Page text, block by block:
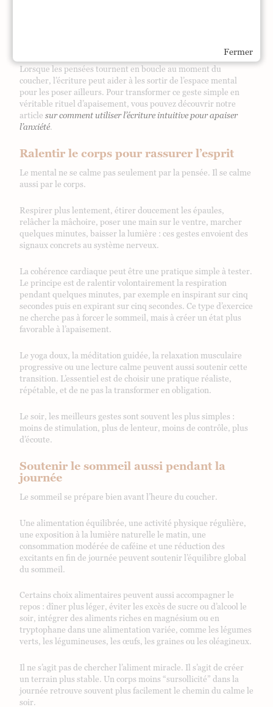
Lorsque les pensées tournent en boucle au moment du
coucher, l’écriture peut aider à les sortir de l’espace mental
pour les poser ailleurs. Pour transformer ce geste simple en
véritable rituel d’apaisement, vous pouvez découvrir notre
article sur comment utiliser l’écriture intuitive pour apaiser
l’anxiété.
Ralentir le corps pour rassurer l’esprit
Le mental ne se calme pas seulement par la pensée. Il se calme
aussi par le corps.
Respirer plus lentement, étirer doucement les épaules,
relâcher la mâchoire, poser une main sur le ventre, marcher
quelques minutes, baisser la lumière : ces gestes envoient des
signaux concrets au système nerveux.
La cohérence cardiaque peut être une pratique simple à tester.
Le principe est de ralentir volontairement la respiration
pendant quelques minutes, par exemple en inspirant sur cinq
secondes puis en expirant sur cinq secondes. Ce type d’exercice
ne cherche pas à forcer le sommeil, mais à créer un état plus
favorable à l’apaisement.
Le yoga doux, la méditation guidée, la relaxation musculaire
progressive ou une lecture calme peuvent aussi soutenir cette
transition. L’essentiel est de choisir une pratique réaliste,
répétable, et de ne pas la transformer en obligation.
Le soir, les meilleurs gestes sont souvent les plus simples :
moins de stimulation, plus de lenteur, moins de contrôle, plus
d’écoute.
Soutenir le sommeil aussi pendant la
journée
Le sommeil se prépare bien avant l’heure du coucher.
Une alimentation équilibrée, une activité physique régulière,
une exposition à la lumière naturelle le matin, une
consommation modérée de caféine et une réduction des
excitants en fin de journée peuvent soutenir l’équilibre global
du sommeil.
Certains choix alimentaires peuvent aussi accompagner le
repos : dîner plus léger, éviter les excès de sucre ou d’alcool le
soir, intégrer des aliments riches en magnésium ou en
tryptophane dans une alimentation variée, comme les légumes
verts, les légumineuses, les œufs, les graines ou les oléagineux.
Il ne s’agit pas de chercher l’aliment miracle. Il s’agit de créer
un terrain plus stable. Un corps moins “sursollicité” dans la
journée retrouve souvent plus facilement le chemin du calme le
soir.
Fermer